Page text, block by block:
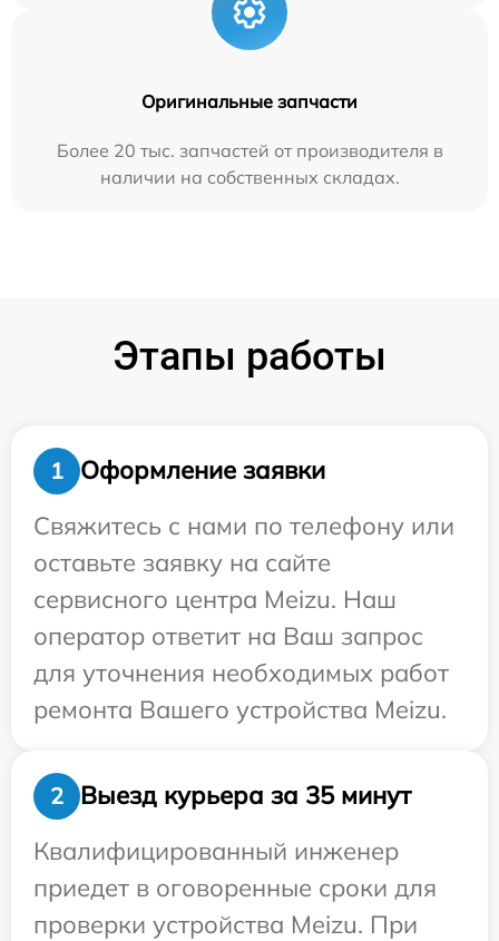
Оригинальные запчасти
Более 20 тыс. запчастей от производителя в
наличии на собственных складах.
Этапы работы
1
Оформление заявки
Свяжитесь с нами по телефону или
оставьте заявку на сайте
сервисного центра Meizu. Наш
оператор ответит на Ваш запрос
для уточнения необходимых работ
ремонта Вашего устройства Meizu.
2
Выезд курьера за 35 минут
Квалифицированный инженер
приедет в оговоренные сроки для
проверки устройства Meizu. При